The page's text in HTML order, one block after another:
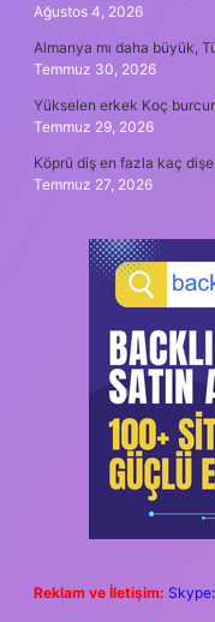
Ağustos 4, 2026
Almanya mı daha büyük,
Temmuz 30, 2026
Yükselen erkek Koç
Temmuz 29, 2026
Köprü diş en fazla kaç dişe
Temmuz 27, 2026
Reklam ve İletişim: